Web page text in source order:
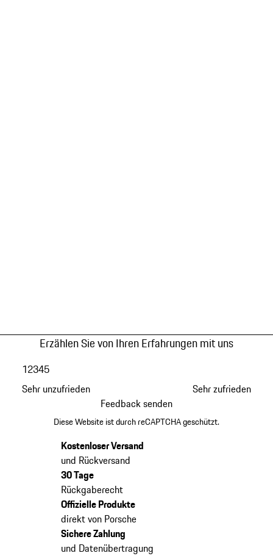
Erzählen Sie von Ihren Erfahrungen mit uns
Sehr unzufrieden
12345
Sehr zufrieden
Feedback senden
Diese Website ist durch reCAPTCHA geschützt.
Kostenloser Versand
und Rückversand
30 Tage
Rückgaberecht
Offizielle Produkte
direkt von Porsche
Sichere Zahlung
und Datenübertragung